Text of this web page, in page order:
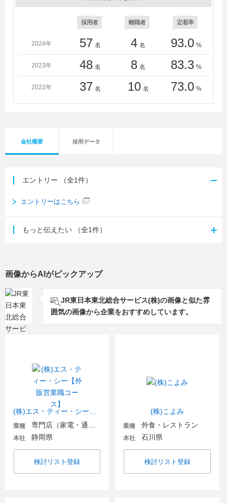
採用者 離職者 定着率
2024年 57 名 4 名 93.0 %
2023年 48 名 8 名 83.3 %
2022年 37 名 10 名 73.0 %
会社概要 採用データ
エントリー （全1件）
エントリーはこちら
もっと伝えたい （全1件）
画像からAIがピックアップ
JR東日本東北総合サービス(株)の画像と似た雰
囲気の画像から企業をおすすめしています。
業種
本社 静岡県
検討リスト登録
(株)こよみ
業種 外食・レストラン
本社 石川県
検討リスト登録